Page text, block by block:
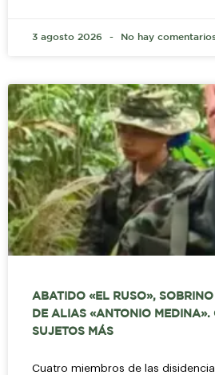
3 agosto 2026 No hay
ABATIDO «EL RUSO»,
DE ALIAS «ANTONIO MEDINA».
SUJETOS MÁS
Cuatro miembros de las